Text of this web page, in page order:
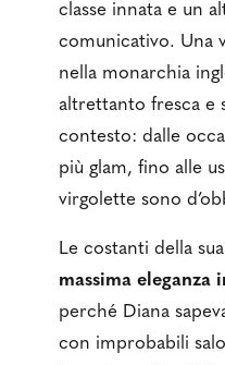
classe innata e un
comunicativo. Una
nella monarchia
altrettanto fresca e
contesto: dalle
più glam, fino alle
virgolette sono
Le costanti della
massima eleganza
perché Diana
con improbabili